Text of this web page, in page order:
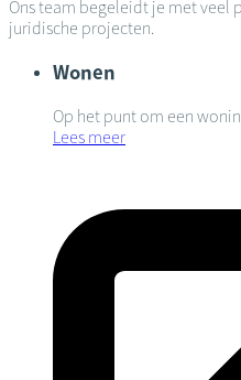
Ons team begeleidt je met veel
juridische projecten.
Wonen
Op het punt om een
Lees meer